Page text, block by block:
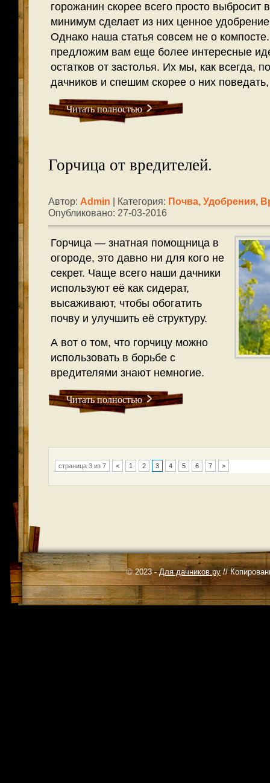
горожанин скорее всего просто выбросит
минимум сделает из них ценное
Однако наша статья совсем не о
предложим вам еще более интересные
остатков от застолья. Их мы, как всегда,
дачников и спешим скорее о них поведать,
Читать полностью
Горчица от вредителей.
Автор: Admin | Категория: Почва, Удобрения,
Опубликовано: 27-03-2016
Горчица — знатная помощница в
огороде, это давно ни для кого не
секрет. Чаще всего наши дачники
используют её как сидерат,
высаживают, чтобы обогатить
почву и улучшить её структуру.
А вот о том, что горчицу можно
использовать в борьбе с
вредителями знают немногие.
Читать полностью
страница 3 из 7 < 1 2 3 4 5 6 7 >
© 2023 -Для дачников.ру//